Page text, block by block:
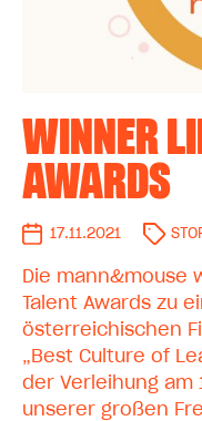
WINNER
AWARDS
17.11.2021
Die mann&mouse
Talent Awards zu
österreichischen
„Best Culture of
der Verleihung am
unserer großen